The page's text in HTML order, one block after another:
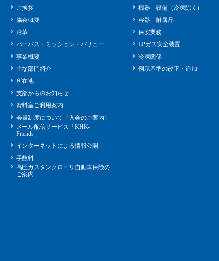
ご挨拶
協会概要
沿革
パーパス・ミッション・バリュー
事業概要
主な部門紹介
所在地
支部からのお知らせ
資料室ご利用案内
会員制度について（入会のご案内）
メール配信サービス「KHK-
Friends」
インターネットによる情報公開
手数料
高圧ガスタンクローリ自動車保険の
ご案内
機器・設備（冷凍除く）
容器・附属品
保安業務
LPガス安全装置
冷凍関係
例示基準の改正・追加